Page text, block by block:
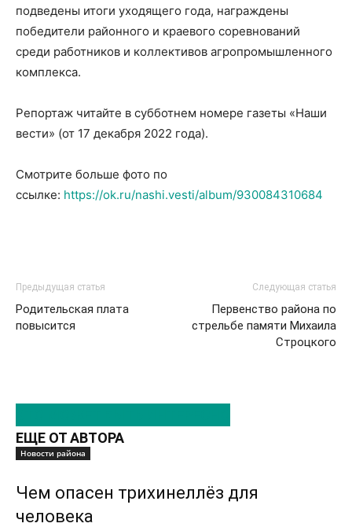
подведены итоги уходящего года, награждены
победители районного и краевого соревнований
среди работников и коллективов агропромышленного
комплекса.
Репортаж читайте в субботнем номере газеты «Наши
вести» (от 17 декабря 2022 года).
Смотрите больше фото по
ссылке: https://ok.ru/nashi.vesti/album/930084310684
Предыдущая статья
Родительская плата
повысится
Следующая статья
Первенство района по
стрельбе памяти Михаила
Строцкого
ЕЩЕ ОТ АВТОРА
Новости района
Чем опасен трихинеллёз для
человека